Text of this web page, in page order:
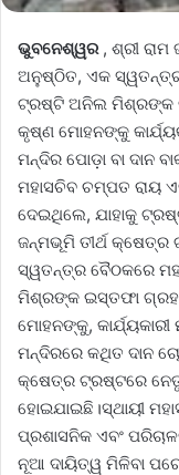
ଭୁବନେଶ୍ୱର, ଶ୍ରୀ
ଅନୁଷ୍ଠିତ, ଏକ ସ୍ୱତନ୍ତ୍ର
ଟ୍ରଷ୍ଟି ଅନିଲ ମିଶ୍ରଙ୍କ
କୃଷ୍ଣ ମୋହନଙ୍କୁ
ମନ୍ଦିର ପୋଡ଼ା ବା ଦାନ
ମହାସଚିବ ଚମ୍ପତ ରାୟ
ଦେଇଥିଲେ, ଯାହାକୁ
ଜନ୍ମଭୂମି ତୀର୍ଥ
ସ୍ୱତନ୍ତ୍ର ବୈଠକରେ
ମିଶ୍ରଙ୍କ ଇସ୍ତଫା
ମୋହନଙ୍କୁ, କାର୍ଯ୍ୟକାରୀ
ମନ୍ଦିରରେ କଥିତ ଦାନ
କ୍ଷେତ୍ର ଟ୍ରଷ୍ଟରେ
ହୋଇଯାଇଛି।ସ୍ଥାୟୀ
ପ୍ରଶାସନିକ ଏବଂ
ନୂଆ ଦାୟିତ୍ୱ ମିଳିବା